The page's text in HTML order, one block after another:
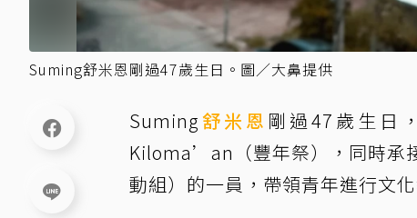
Suming舒米恩剛過47歲生日。圖／大鼻提供
Suming舒米恩 剛過47歲生日
Kiloma’an（豐年祭），同時承
動組）的一員，帶領青年進行文